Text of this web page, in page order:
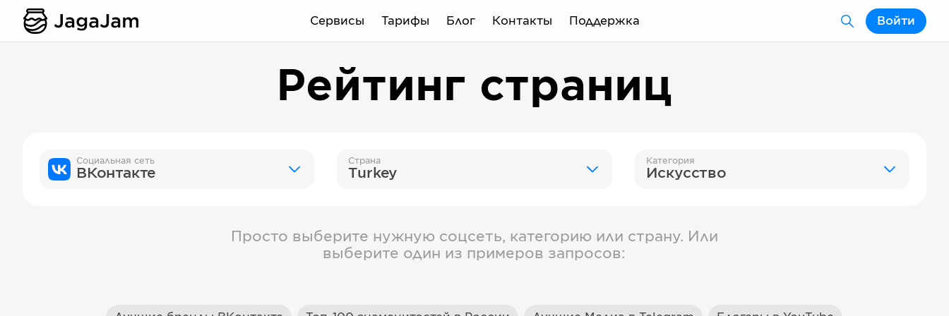
Сервисы Тарифы Блог Контакты Поддержка Войти
Рейтинг страниц
Социальная сеть
ВКонтакте
Страна
Turkey
Категория
Искусство
Просто выберите нужную соцсеть, категорию или страну. Или
выберите один из примеров запросов: